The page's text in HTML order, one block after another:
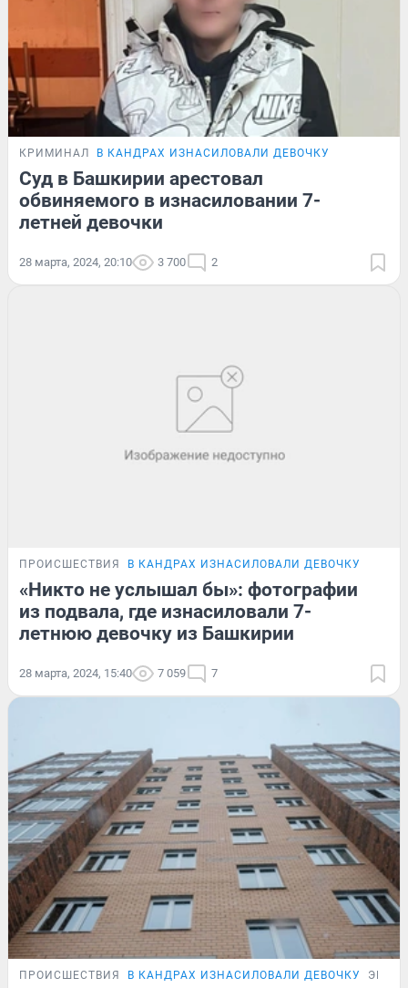
КРИМИНАЛ В КАНДРАХ ИЗНАСИЛОВАЛИ ДЕВОЧКУ
Суд в Башкирии арестовал
обвиняемого в изнасиловании 7-
летней девочки
28 марта, 2024, 20:10 3 700 2
ПРОИСШЕСТВИЯ В КАНДРАХ ИЗНАСИЛОВАЛИ ДЕВОЧКУ
«Никто не услышал бы»: фотографии
из подвала, где изнасиловали 7-
летнюю девочку из Башкирии
28 марта, 2024, 15:40 7 059 7
ПРОИСШЕСТВИЯ В КАНДРАХ ИЗНАСИЛОВАЛИ ДЕВОЧКУ